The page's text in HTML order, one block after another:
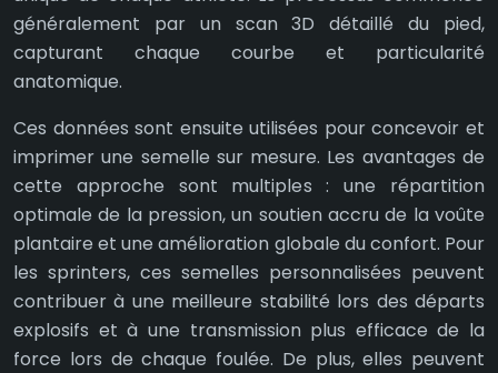
généralement par un scan 3D détaillé du pied,
capturant chaque courbe et particularité
anatomique.
Ces données sont ensuite utilisées pour concevoir et
imprimer une semelle sur mesure. Les avantages de
cette approche sont multiples : une répartition
optimale de la pression, un soutien accru de la voûte
plantaire et une amélioration globale du confort. Pour
les sprinters, ces semelles personnalisées peuvent
contribuer à une meilleure stabilité lors des départs
explosifs et à une transmission plus efficace de la
force lors de chaque foulée. De plus, elles peuvent